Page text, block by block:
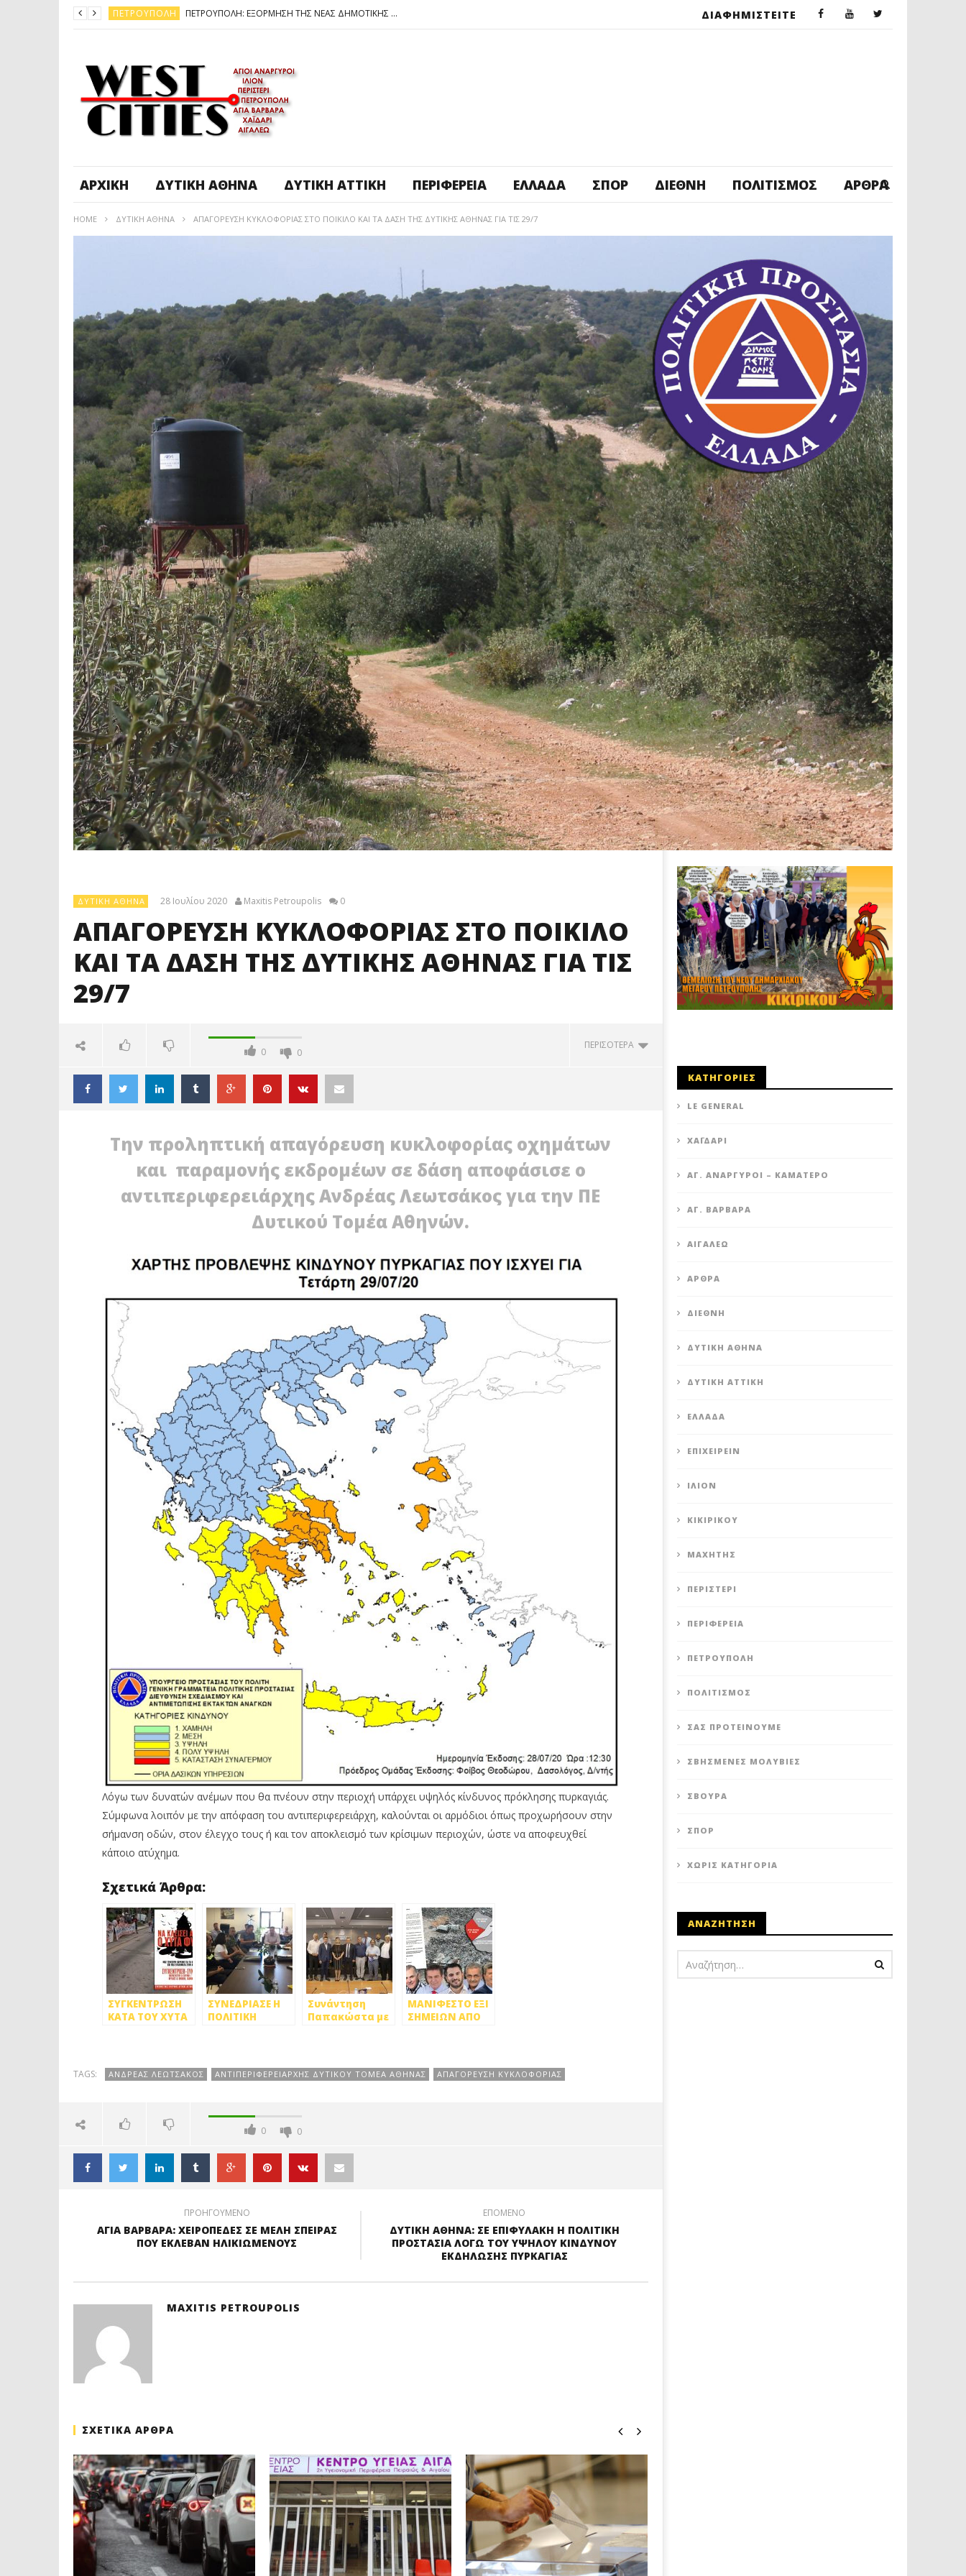
ΠΕΤΡΟΎΠΟΛΗ ΠΕΤΡΟΥΠΟΛΗ: ΕΞΟΡΜΗΣΗ ΤΗΣ ΝΕΑΣ ΔΗΜΟΤΙΚΗΣ ΑΡΧΗΣ ΣΤΑ ΣΧΟΛΕΙΑ
ΠΕΤΡΟΎΠΟΛΗ
ΠΕΤΡΟΎΠΟΛΗ
ΔΥΤΙΚΉ ΑΤΤΙΚΉ ΚΑΙΡΟΣ: ΕΡΧΟΝΤΑΙ ΧΙΟΝΙΑ
ΠΕΤΡΟΎΠΟΛΗ
ΔΙΑΦΗΜΙΣΤΕΙΤΕ
ΑΡΧΙΚΉ ΔΥΤΙΚΉ ΑΘΉΝΑ ΔΥΤΙΚΉ ΑΤΤΙΚΉ ΠΕΡΙΦΈΡΕΙΑ ΕΛΛΆΔΑ ΣΠΟΡ ΔΙΕΘΝΉ ΠΟΛΙΤΙΣΜΌΣ ΆΡΘΡΑ
HOME ΔΥΤΙΚΉ ΑΘΉΝΑ ΑΠΑΓΟΡΕΥΣΗ ΚΥΚΛΟΦΟΡΙΑΣ ΣΤΟ ΠΟΙΚΙΛΟ ΚΑΙ ΤΑ ΔΑΣΗ ΤΗΣ ΔΥΤΙΚΗΣ ΑΘΗΝΑΣ ΓΙΑ ΤΙΣ 29/7
ΔΥΤΙΚΉ ΑΘΉΝΑ 28 Ιουλίου 2020 Maxitis Petroupolis 0
ΑΠΑΓΟΡΕΥΣΗ ΚΥΚΛΟΦΟΡΙΑΣ ΣΤΟ ΠΟΙΚΙΛΟ
ΚΑΙ ΤΑ ΔΑΣΗ ΤΗΣ ΔΥΤΙΚΗΣ ΑΘΗΝΑΣ ΓΙΑ ΤΙΣ
29/7
0 0
ΠΕΡΙΣΟΤΕΡΑ
ΑΠΑΓΟΡΕΥΣΗ ΚΥΚΛΟΦΟΡΙΑΣ ΣΤΟ
ΔΥΤΙΚΗΣ ΑΘΗΝΑΣ ΓΙΑ ΤΙΣ 29/7
Ιουλίου
Maxitis
Petroupolis
ΤΕΛΟΣ ΤΟ ΔΙΠΛΟΠΑΡΚΑΡΙΣΜΑ:
ΈΡΧΟΝΤΑΙ ΠΡΟΣΤΙΜΑ ΚΑΙ
ΑΦΑΙΡΕΣΗ ΔΙΠΛΩΜΑΤΟΣ
2020
Maxitis
Petroupolis
ΔΥΤΙΚΗ ΑΘΗΝΑ: ΔΙΑΛΥΣΗ ΤΗΣ
ΔΗΜΟΙ ΣΦΥΡΙΖΟΥΝ ΑΔΙΑΦΟΡΑ!
Petroupolis
ΣΥΝΔΥΑΣΜΟΙ ΚΑΙ ΟΙ ΥΠΟΨΗΦΙΟΙ
Maxitis
Την προληπτική απαγόρευση κυκλοφορίας οχημάτων
και παραμονής εκδρομέων σε δάση αποφάσισε ο
αντιπεριφερειάρχης Ανδρέας Λεωτσάκος για την ΠΕ
Δυτικού Τομέα Αθηνών.
Λόγω των δυνατών ανέμων που θα πνέουν στην περιοχή υπάρχει υψηλός κίνδυνος πρόκλησης πυρκαγιάς.
Σύμφωνα λοιπόν με την απόφαση του αντιπεριφερειάρχη, καλούνται οι αρμόδιοι όπως προχωρήσουν στην
σήμανση οδών, στον έλεγχο τους ή και τον αποκλεισμό των κρίσιμων περιοχών, ώστε να αποφευχθεί
κάποιο ατύχημα.
Σχετικά Άρθρα:
ΣΥΓΚΕΝΤΡΩΣΗ
ΚΑΤΑ ΤΟΥ ΧΥΤΑ
ΣΥΝΤΟΝΙΣΤΙΚΕΣ
ΕΠΙΤΡΟΠΕΣ
ΔΥΤΙΚΗΣ
ΑΘΗΝΑΣ
ΣΥΝΕΔΡΙΑΣΕ Η
ΠΟΛΙΤΙΚΗ
Συνάντηση
Παπακώστα με
ΜΑΝΙΦΕΣΤΟ ΕΞΙ
ΣΗΜΕΙΩΝ ΑΠΟ
ΑΘΗΝΑΣ
TAGS: ΑΝΔΡΕΑΣ ΛΕΩΤΣΑΚΟΣ ΑΝΤΙΠΕΡΙΦΕΡΕΙΑΡΧΗΣ ΔΥΤΙΚΟΥ ΤΟΜΕΑ ΑΘΗΝΑΣ ΑΠΑΓΟΡΕΥΣΗ ΚΥΚΛΟΦΟΡΙΑΣ
0 0
ΠΡΟΗΓΟΥΜΕΝΟ
ΑΓΙΑ ΒΑΡΒΑΡΑ: ΧΕΙΡΟΠΕΔΕΣ ΣΕ ΜΕΛΗ ΣΠΕΙΡΑΣ
ΠΟΥ ΕΚΛΕΒΑΝ ΗΛΙΚΙΩΜΕΝΟΥΣ
ΕΠΟΜΕΝΟ
ΔΥΤΙΚΗ ΑΘΗΝΑ: ΣΕ ΕΠΙΦΥΛΑΚΗ Η ΠΟΛΙΤΙΚΗ
ΠΡΟΣΤΑΣΙΑ ΛΟΓΩ ΤΟΥ ΥΨΗΛΟΥ ΚΙΝΔΥΝΟΥ
ΕΚΔΗΛΩΣΗΣ ΠΥΡΚΑΓΙΑΣ
MAXITIS PETROUPOLIS
ΣΧΕΤΙΚΑ ΑΡΘΡΑ
ΚΑΤΗΓΟΡΙΕΣ
LE GENERAL
XΑΪΔΆΡΙ
ΆΓ. ΑΝΆΡΓΥΡΟΙ – KΑΜΑΤΕΡΌ
ΑΓ. ΒΑΡΒΆΡΑ
ΑΙΓΆΛΕΩ
ΆΡΘΡΑ
ΔΙΕΘΝΉ
ΔΥΤΙΚΉ ΑΘΉΝΑ
ΔΥΤΙΚΉ ΑΤΤΙΚΉ
ΕΛΛΆΔΑ
ΕΠΙΧΕΙΡΕΊΝ
ΊΛΙΟΝ
ΚΙΚΙΡΙΚΟΥ
ΜΑΧΗΤΗΣ
ΠΕΡΙΣΤΈΡΙ
ΠΕΡΙΦΈΡΕΙΑ
ΠΕΤΡΟΎΠΟΛΗ
ΠΟΛΙΤΙΣΜΌΣ
ΣΑΣ ΠΡΟΤΕΊΝΟΥΜΕ
ΣΒΗΣΜΈΝΕΣ ΜΟΛΥΒΙΈΣ
ΣΒΟΎΡΑ
ΣΠΟΡ
ΧΩΡΊΣ ΚΑΤΗΓΟΡΊΑ
ΑΝΑΖΗΤΗΣΗ